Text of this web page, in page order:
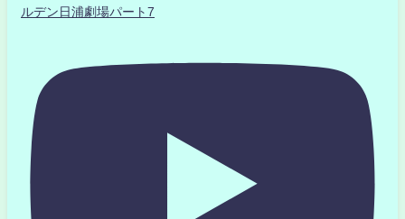
ルデン日浦劇場パート7